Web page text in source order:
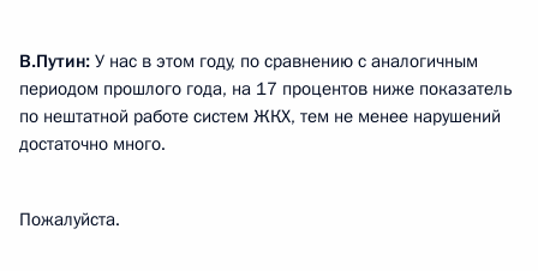
В.Путин: У нас в этом году, по сравнению с аналогичным
периодом прошлого года, на 17 процентов ниже показатель
по нештатной работе систем ЖКХ, тем не менее нарушений
достаточно много.
Пожалуйста.